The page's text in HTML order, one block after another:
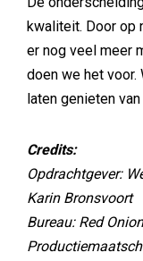
kwaliteit. Door op
er nog veel meer
doen we het
laten genieten
Credits:
Opdrachtgever:
Karin Bronsvoort
Bureau: Red